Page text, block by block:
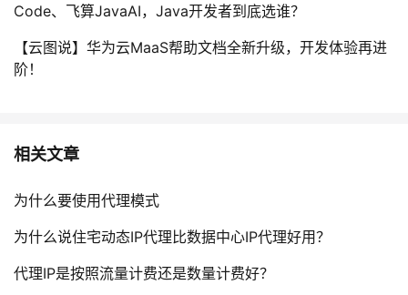
Code、飞算JavaAI，Java开发者到底选谁？
【云图说】华为云MaaS帮助文档全新升级，开发体验再进
阶！
相关文章
为什么要使用代理模式
为什么说住宅动态IP代理比数据中心IP代理好用？
代理IP是按照流量计费还是数量计费好？